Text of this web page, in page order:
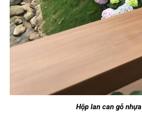
Hộp lan can gỗ nhựa